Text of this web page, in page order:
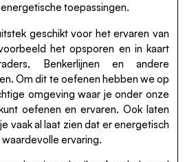
toepassingen.
geschikt voor het ervaren van
het opsporen en in kaart
Benkerlijnen en andere
Om dit te oefenen hebben we op
omgeving waar je onder onze
oefenen en ervaren. Ook laten
vaak al laat zien dat er energetisch
waardevolle ervaring.